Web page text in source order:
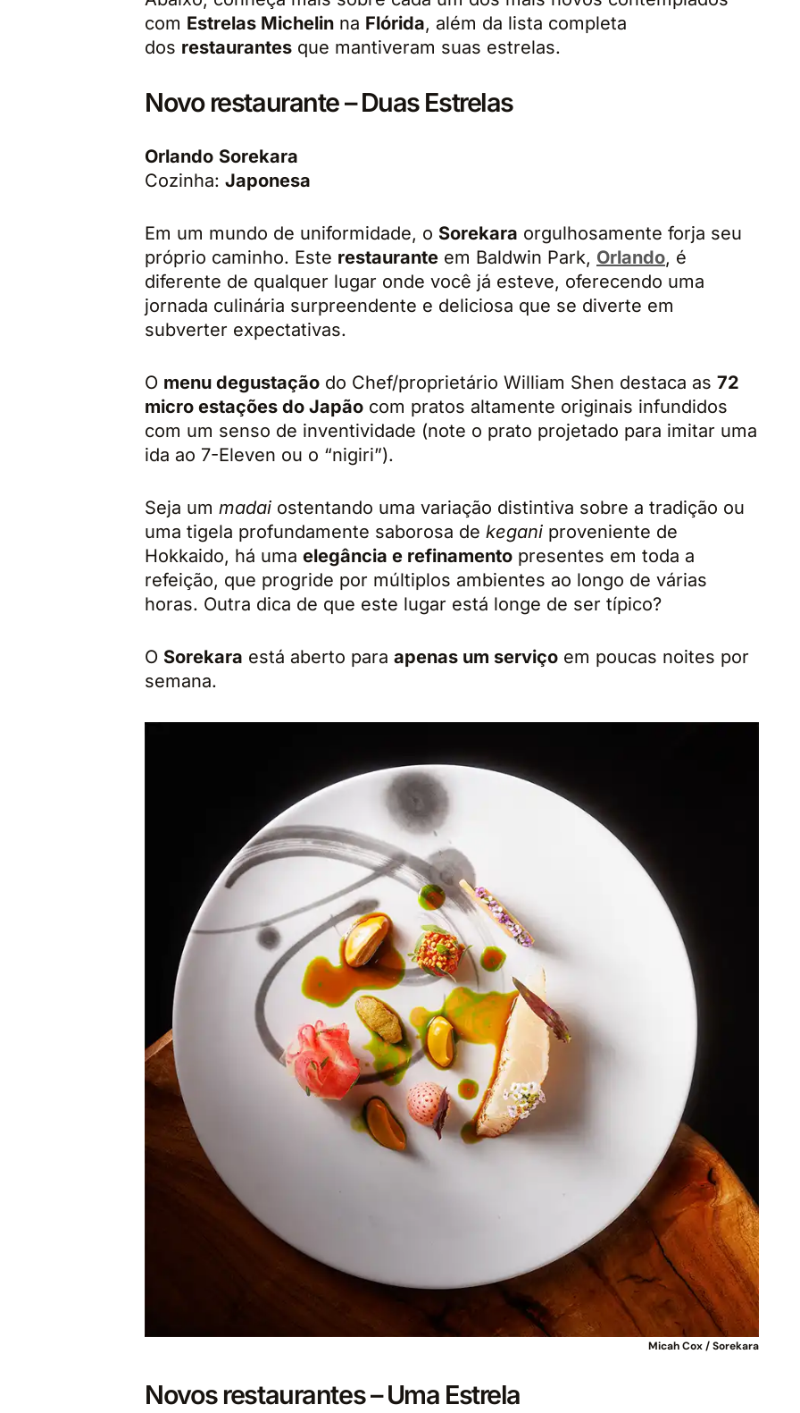
com Estrelas Michelin na Flórida, além da lista completa
dos restaurantes que mantiveram suas estrelas.
Novo restaurante – Duas Estrelas
Orlando Sorekara
Cozinha: Japonesa
Em um mundo de uniformidade, o Sorekara orgulhosamente forja seu
próprio caminho. Este restaurante em Baldwin Park, Orlando, é
diferente de qualquer lugar onde você já esteve, oferecendo uma
jornada culinária surpreendente e deliciosa que se diverte em
subverter expectativas.
O menu degustação do Chef/proprietário William Shen destaca as 72
micro estações do Japão com pratos altamente originais infundidos
com um senso de inventividade (note o prato projetado para imitar uma
ida ao 7-Eleven ou o “nigiri”).
Seja um madai ostentando uma variação distintiva sobre a tradição ou
uma tigela profundamente saborosa de kegani proveniente de
Hokkaido, há uma elegância e refinamento presentes em toda a
refeição, que progride por múltiplos ambientes ao longo de várias
horas. Outra dica de que este lugar está longe de ser típico?
O Sorekara está aberto para apenas um serviço em poucas noites por
semana.
Micah Cox / Sorekara
Novos restaurantes – Uma Estrela